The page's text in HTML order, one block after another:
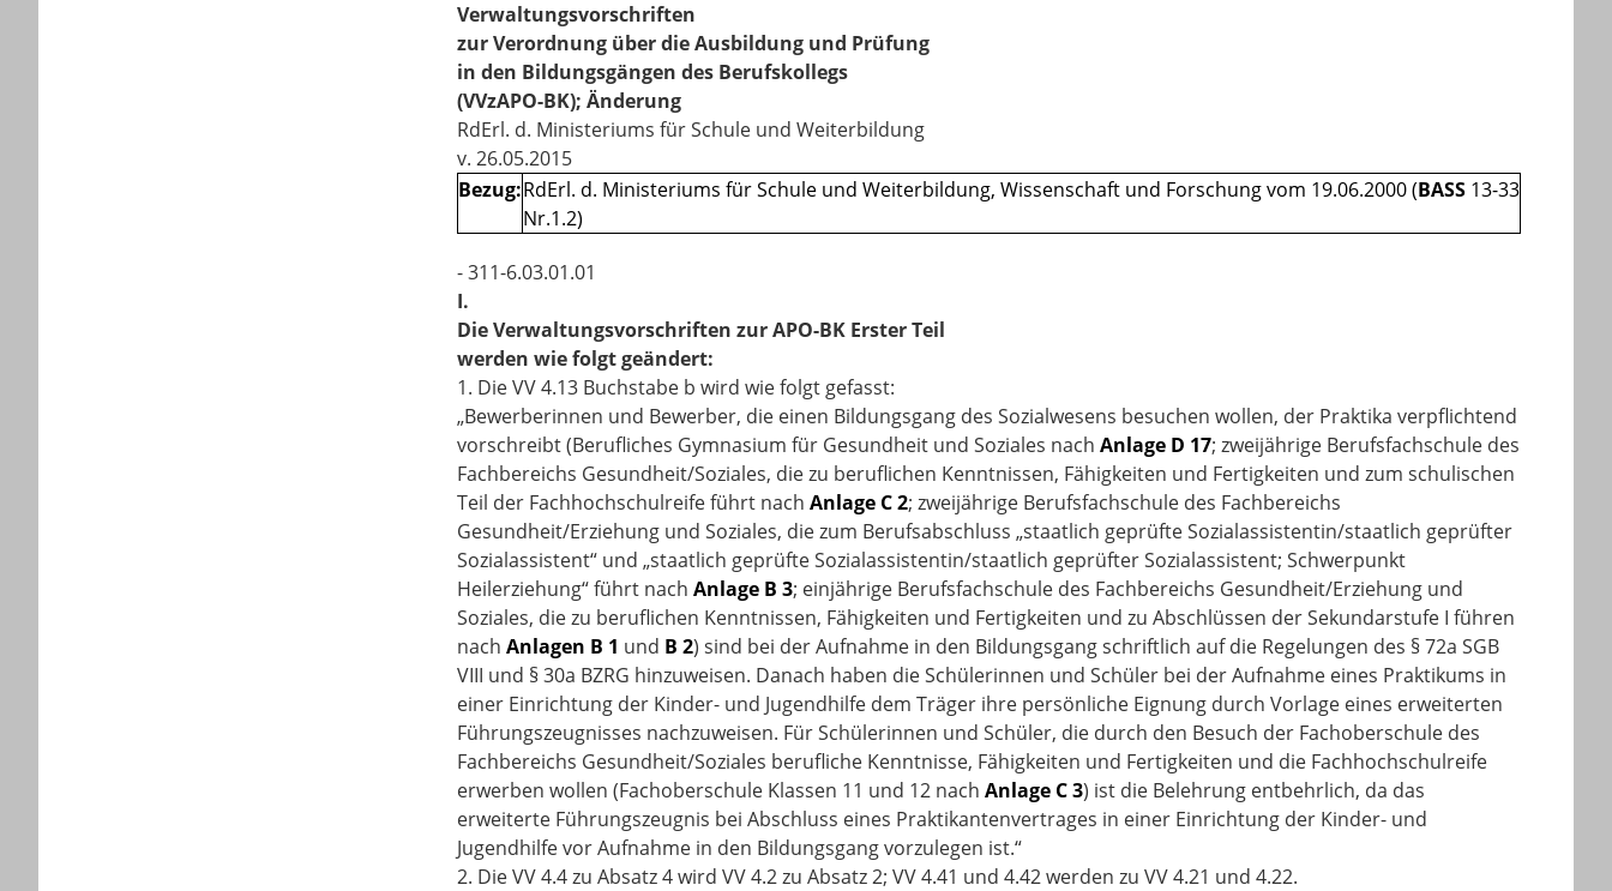
Verwaltungsvorschriften
zur Verordnung über die Ausbildung und Prüfung
in den Bildungsgängen des Berufskollegs
(VVzAPO-BK); Änderung
RdErl. d. Ministeriums für Schule und Weiterbildung
v. 26.05.2015
Bezug:RdErl. d. Ministeriums für Schule und Weiterbildung, Wissenschaft und Forschung vom 19.06.2000 (BASS 13-33
Nr.1.2)
- 311-6.03.01.01
I.
Die Verwaltungsvorschriften zur APO-BK Erster Teil
werden wie folgt geändert:
1. Die VV 4.13 Buchstabe b wird wie folgt gefasst:
„Bewerberinnen und Bewerber, die einen Bildungsgang des Sozialwesens besuchen wollen, der Praktika verpflichtend
vorschreibt (Berufliches Gymnasium für Gesundheit und Soziales nach Anlage D 17; zweijährige Berufsfachschule des
Fachbereichs Gesundheit/Soziales, die zu beruflichen Kenntnissen, Fähigkeiten und Fertigkeiten und zum schulischen
Teil der Fachhochschulreife führt nach Anlage C 2; zweijährige Berufsfachschule des Fachbereichs
Gesundheit/Erziehung und Soziales, die zum Berufsabschluss „staatlich geprüfte Sozialassistentin/staatlich geprüfter
Sozialassistent“ und „staatlich geprüfte Sozialassistentin/staatlich geprüfter Sozialassistent; Schwerpunkt
Heilerziehung“ führt nach Anlage B 3; einjährige Berufsfachschule des Fachbereichs Gesundheit/Erziehung und
Soziales, die zu beruflichen Kenntnissen, Fähigkeiten und Fertigkeiten und zu Abschlüssen der Sekundarstufe I führen
nach Anlagen B 1 und B 2) sind bei der Aufnahme in den Bildungsgang schriftlich auf die Regelungen des § 72a SGB
VIII und § 30a BZRG hinzuweisen. Danach haben die Schülerinnen und Schüler bei der Aufnahme eines Praktikums in
einer Einrichtung der Kinder- und Jugendhilfe dem Träger ihre persönliche Eignung durch Vorlage eines erweiterten
Führungszeugnisses nachzuweisen. Für Schülerinnen und Schüler, die durch den Besuch der Fachoberschule des
Fachbereichs Gesundheit/Soziales berufliche Kenntnisse, Fähigkeiten und Fertigkeiten und die Fachhochschulreife
erwerben wollen (Fachoberschule Klassen 11 und 12 nach Anlage C 3) ist die Belehrung entbehrlich, da das
erweiterte Führungszeugnis bei Abschluss eines Praktikantenvertrages in einer Einrichtung der Kinder- und
Jugendhilfe vor Aufnahme in den Bildungsgang vorzulegen ist.“
2. Die VV 4.4 zu Absatz 4 wird VV 4.2 zu Absatz 2; VV 4.41 und 4.42 werden zu VV 4.21 und 4.22.